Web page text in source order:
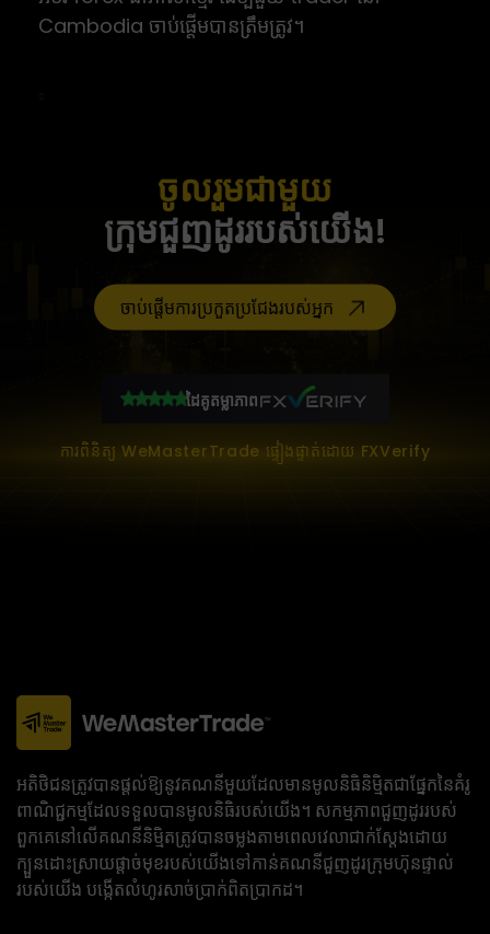
Cambodia ចាប់ផ្តើមបានត្រឹមត្រូវ។
ចូលរួមជាមួយ
ក្រុមជួញដូររបស់យើង!
ចាប់ផ្តើមការប្រកួតប្រជែងរបស់អ្នក
ដៃគូតម្លាភាព
ការពិនិត្យ WeMasterTrade ផ្ទៀងផ្ទាត់ដោយ FXVerify
អតិថិជនត្រូវបានផ្តល់ឱ្យនូវគណនីមួយដែលមានមូលនិធិនិម្មិតជាផ្នែកនៃគំរូ
ពាណិជ្ជកម្មដែលទទួលបានមូលនិធិរបស់យើង។ សកម្មភាពជួញដូររបស់
ពួកគេនៅលើគណនីនិម្មិតត្រូវបានចម្លងតាមពេលវេលាជាក់ស្តែងដោយ
ក្បួនដោះស្រាយផ្តាច់មុខរបស់យើងទៅកាន់គណនីជួញដូរក្រុមហ៊ុនផ្ទាល់
របស់យើង បង្កើតលំហូរសាច់ប្រាក់ពិតប្រាកដ។